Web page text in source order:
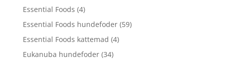
Essential Foods (4)
Essential Foods hundefoder (59)
Essential Foods kattemad (4)
Eukanuba hundefoder (34)